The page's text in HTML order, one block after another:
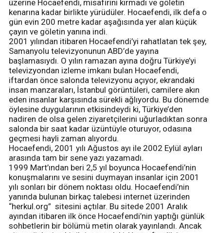
üzerine Hocaefendi, misafirini kırmadı ve göletin
kenarına kadar birlikte yürüdüler. Hocaefendi, ilk defa o
gün evin 200 metre kadar aşağısında yer alan küçük
çayın ve göletin yanına indi.
2001 yılından itibaren Hocaefendi’yi rahatlatan tek şey,
Samanyolu televizyonunun ABD’de yayına
başlamasıydı. O yılın ramazan ayına doğru Türkiye’yi
televizyondan izleme imkanı bulan Hocaefendi,
iftardan önce salonda televizyonu açıyor, ekrandaki
insan manzaraları, İstanbul görüntüleri, camilere akın
eden insanlar karşısında sürekli ağlıyordu. Bu dönemde
öylesine duygularının etkisindeydi ki, Türkiye’den
nadiren de olsa gelen ziyaretçilerini uğurladıktan sonra
salonda bir saat kadar üzüntüyle oturuyor, odasına
geçmesi hayli zaman alıyordu.
Hocaefendi, 2001 yılı Ağustos ayı ile 2002 Eylül ayları
arasında tam bir sene yazı yazamadı.
1999 Mart’ından beri 2,5 yıl boyunca Hocaefendi’nin
konuşmalarını ve sesini duymayan insanlar için 2001
yılı sonları bir dönem noktası oldu. Hocaefendi’nin
yanında bulunan birkaç talebesi internet üzerinden
“herkul.org” sitesini açtılar. Bu sitede 2001 Aralık
ayından itibaren ilk önce Hocaefendi’nin yaptığı günlük
sohbetlerin bir bölümü metin olarak yayınlandı. Ancak